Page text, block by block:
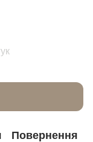
Повернення